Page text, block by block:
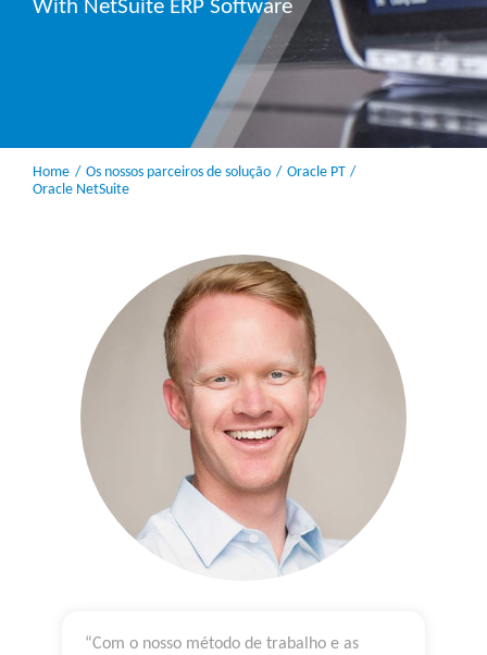
With NetSuite ERP Software
Home Os nossos parceiros de solução
Oracle PT
Oracle NetSuite
“Com o nosso método de trabalho e as